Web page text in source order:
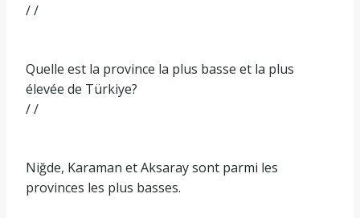
/ /
Quelle est la province la plus basse et la plus
élevée de Türkiye?
/ /
Niğde, Karaman et Aksaray sont parmi les
provinces les plus basses.